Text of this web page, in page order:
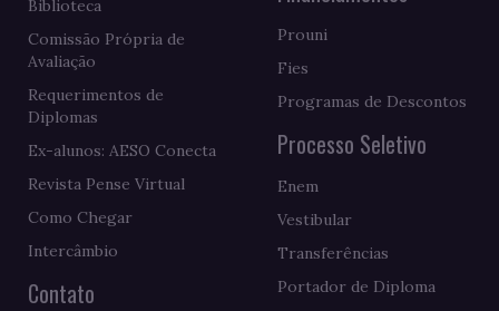
Biblioteca
Comissão Própria de
Avaliação
Requerimentos de
Diplomas
Ex-alunos: AESO Conecta
Revista Pense Virtual
Como Chegar
Intercâmbio
Contato
Prouni
Fies
Programas de Descontos
Processo Seletivo
Enem
Vestibular
Transferências
Portador de Diploma